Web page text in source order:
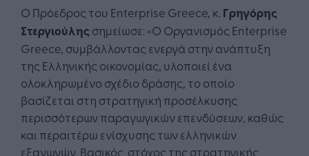
Ο Πρόεδρος του Enterprise Greece, κ. Γρηγόρης
Στεργιούλης σημείωσε: «Ο Οργανισμός Enterprise
Greece, συμβάλλοντας ενεργά στην ανάπτυξη
της Ελληνικής οικονομίας, υλοποιεί ένα
ολοκληρωμένο σχέδιο δράσης, το οποίο
βασίζεται στη στρατηγική προσέλκυσης
περισσότερων παραγωγικών επενδύσεων, καθώς
και περαιτέρω ενίσχυσης των ελληνικών
εξαγωγών. Βασικός στόχος της στρατηγικής